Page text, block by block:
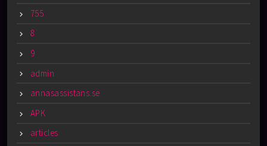
755
8
9
admin
annasassistans.se
APK
articles